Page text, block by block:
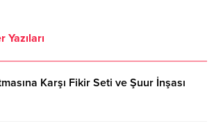
Yazıları
Karşı Fikir Seti ve Şuur İnşası